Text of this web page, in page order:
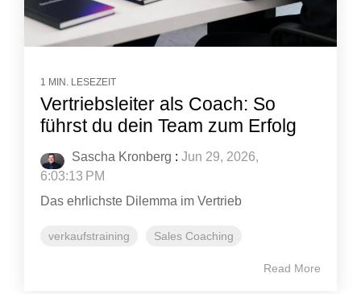
1 MIN. LESEZEIT
Vertriebsleiter als Coach: So
führst du dein Team zum Erfolg
Sascha Kronberg : Jun 29, 2026,
6:03:13 PM
Das ehrlichste Dilemma im Vertrieb
verkaufstraining Sales Coaching
Read More